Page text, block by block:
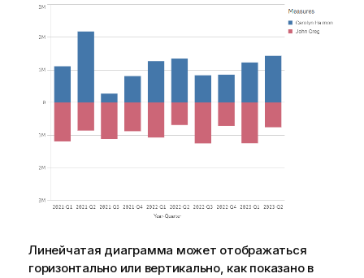
Линейчатая диаграмма может отображаться
горизонтально или вертикально, как показано в